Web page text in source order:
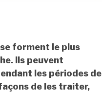
forment le plus
Ils peuvent
les périodes de
de les traiter,